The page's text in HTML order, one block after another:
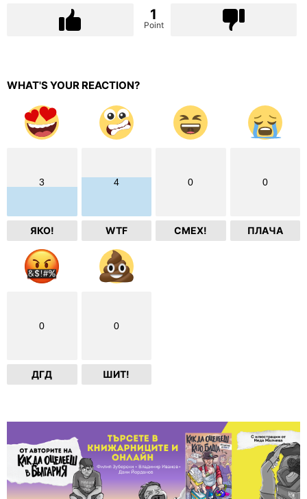
1
Point
WHAT'S YOUR REACTION?
3
ЯКО!
4
WTF
0
СМЕХ!
0
ПЛАЧА
0
ДГД
0
ШИТ!